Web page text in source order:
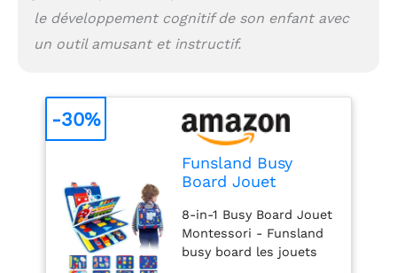
divertissant. La page du
bouton Octopus aide à
améliorer la
météorologiques
saisonnières sont
utilisés pour améliorer
les compétences
Voyage Portables pour
Jeunes Enfants - Grâce
au design léger et
le développement cognitif de son enfant avec
un outil amusant et instructif.
Funsland Busy
Board Jouet
Ans, Planche
d'Activités Jouet
Éducatif Sensoriel
8-in-1 Busy Board Jouet
Montessori - Funsland
busy board les jouets
-30%